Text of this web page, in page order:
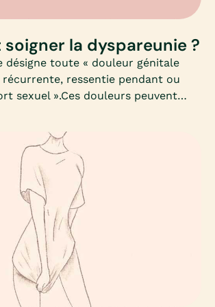
la dyspareunie ?
désigne toute « douleur génitale
ressentie pendant ou
sexuel ».Ces douleurs peuvent
souffrent de ces symptômes. Mais
une cause médicale
et/ou physique) de ces douleurs
effet, on oublie souvent de préciser
ressenties lors d’un rapport ne
pathologiques : elles peuvent
selon les situations, les
certain nombre de
donc interférer avec le plaisir lors